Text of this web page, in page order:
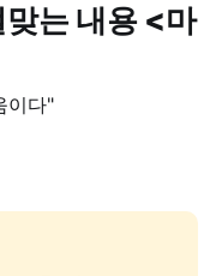
는 내용 <마
이다"